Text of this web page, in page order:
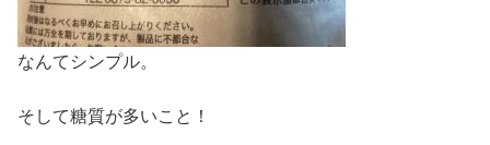
なんてシンプル。
そして糖質が多いこと！